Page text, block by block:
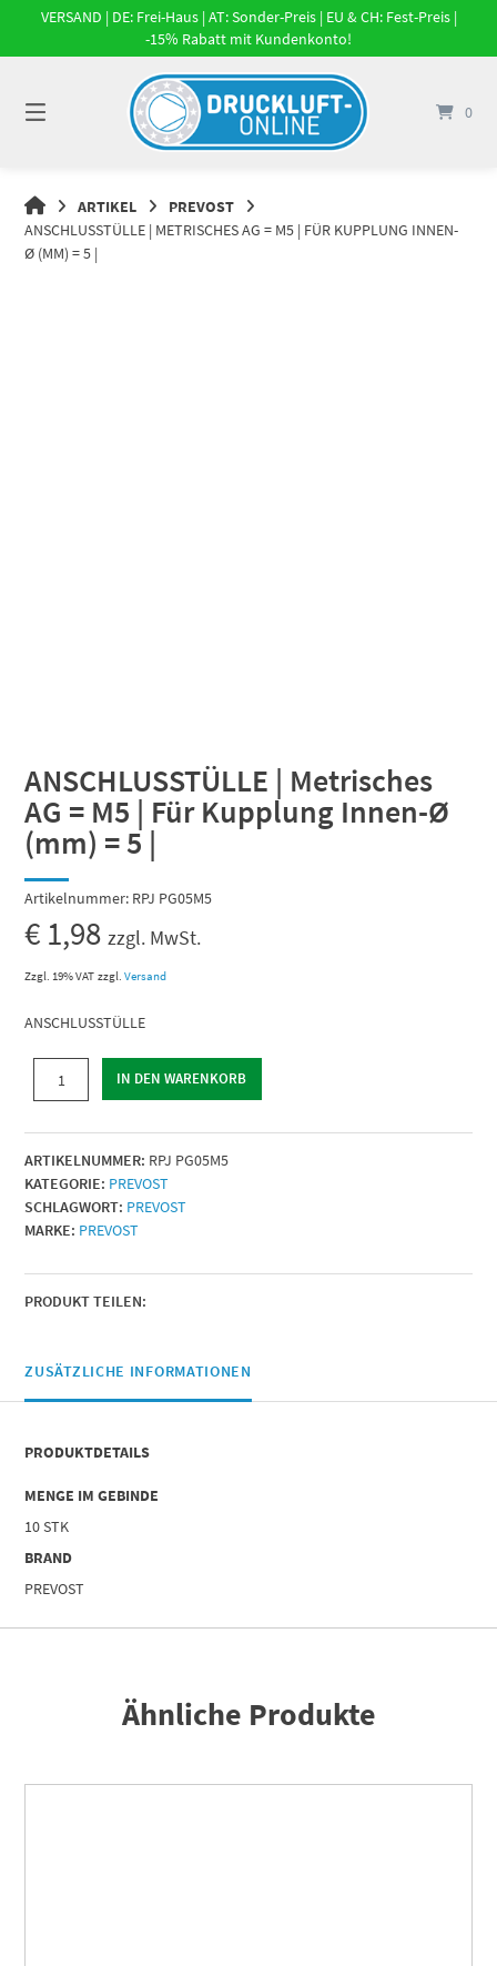
Springe
Inhalt
VERSAND | DE: Frei-Haus | AT: Sonder-Preis | EU & CH: Fest-Preis |
-15% Rabatt mit Kundenkonto!
0
DRUCKLUFT-
ONLINE
|
ARTIKEL
PREVOST
ANSCHLUSSTÜLLE | METRISCHES AG = M5 | FÜR KUPPLUNG INNEN-
Ø (MM) = 5 |
ANSCHLUSSTÜLLE | Metrisches
AG = M5 | Für Kupplung Innen-Ø
(mm) = 5 |
Artikelnummer: RPJ PG05M5
€ 1,98 zzgl. MwSt.
Zzgl. 19% VAT zzgl.Versand
ANSCHLUSSTÜLLE
AG
=
M5
|
Für
Innen-
Ø
5
|
IN DEN WARENKORB
ARTIKELNUMMER: RPJ PG05M5
KATEGORIE: PREVOST
SCHLAGWORT: PREVOST
MARKE: PREVOST
PRODUKT TEILEN:
ZUSÄTZLICHE INFORMATIONEN
PRODUKTDETAILS
MENGE IM GEBINDE
10 STK
BRAND
PREVOST
Ähnliche Produkte